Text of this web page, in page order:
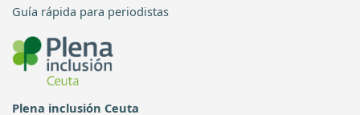
Guía rápida para periodistas
Plena inclusión Ceuta